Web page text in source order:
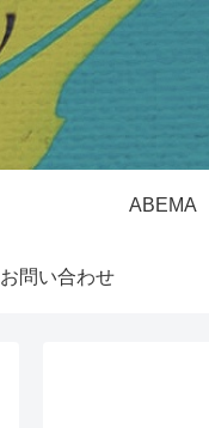
ABEMA
お問い合わせ